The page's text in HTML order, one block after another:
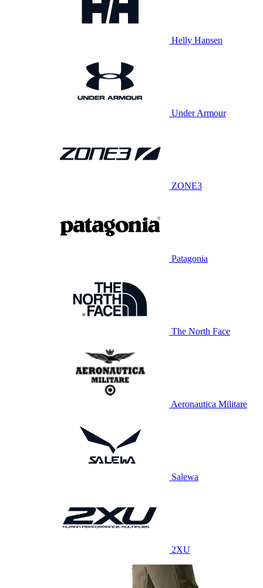
Helly Hansen
Under Armour
ZONE3
Patagonia
The North Face
Aeronautica Militare
Salewa
2XU